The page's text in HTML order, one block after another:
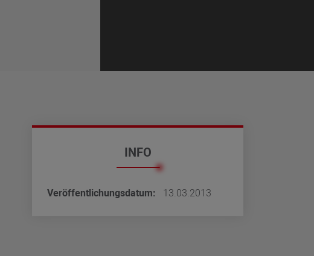
INFO
Veröffentlichungsdatum 13.03.2013